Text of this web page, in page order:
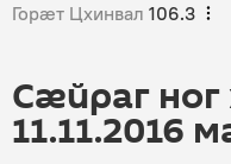
Горӕт Цхинвал 106.3
Сӕйраг
11.11.2016